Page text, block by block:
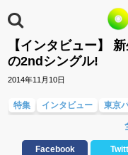
【インタビュー】
の2ndシングル!
2014年11月10日
特集 インタビュー 東京
Facebook